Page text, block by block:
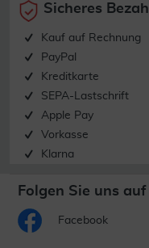
Sicheres
Kauf auf Rechnung
PayPal
Kreditkarte
SEPA-Lastschrift
Apple Pay
Vorkasse
Klarna
Folgen Sie uns auf
Facebook